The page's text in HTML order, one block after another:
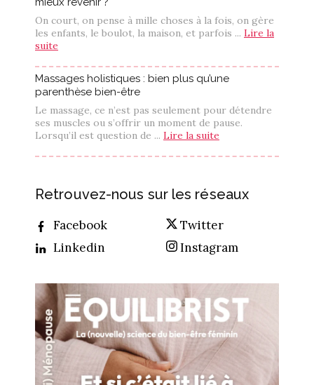
On court, on pense à mille choses à la fois, on gère
les enfants, le boulot, la maison, et parfois ... Lire la
suite
Massages holistiques : bien plus qu’une
parenthèse bien-être
Le massage, ce n’est pas seulement pour détendre
ses muscles ou s’offrir un moment de pause.
Lorsqu’il est question de ... Lire la suite
Retrouvez-nous sur les réseaux
Facebook
Twitter
Linkedin
Instagram